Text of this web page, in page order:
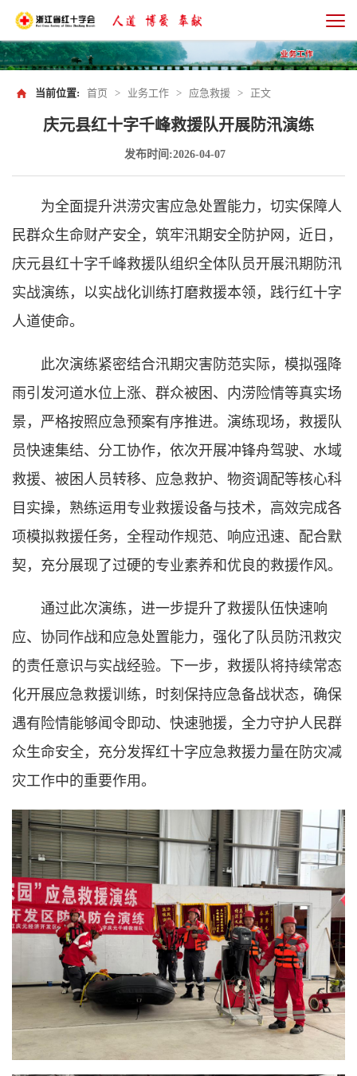
当前位置: 首页 > 业务工作 > 应急救援 > 正文
庆元县红十字千峰救援队开展防汛演练
发布时间:2026-04-07
为全面提升洪涝灾害应急处置能力，切实保障人
民群众生命财产安全，筑牢汛期安全防护网，近日，
庆元县红十字千峰救援队组织全体队员开展汛期防汛
实战演练，以实战化训练打磨救援本领，践行红十字
人道使命。
此次演练紧密结合汛期灾害防范实际，模拟强降
雨引发河道水位上涨、群众被困、内涝险情等真实场
景，严格按照应急预案有序推进。演练现场，救援队
员快速集结、分工协作，依次开展冲锋舟驾驶、水域
救援、被困人员转移、应急救护、物资调配等核心科
目实操，熟练运用专业救援设备与技术，高效完成各
项模拟救援任务，全程动作规范、响应迅速、配合默
契，充分展现了过硬的专业素养和优良的救援作风。
通过此次演练，进一步提升了救援队伍快速响
应、协同作战和应急处置能力，强化了队员防汛救灾
的责任意识与实战经验。下一步，救援队将持续常态
化开展应急救援训练，时刻保持应急备战状态，确保
遇有险情能够闻令即动、快速驰援，全力守护人民群
众生命安全，充分发挥红十字应急救援力量在防灾减
灾工作中的重要作用。